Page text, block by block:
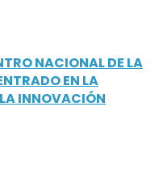
NACIONAL DE LA
EN LA
INNOVACIÓN